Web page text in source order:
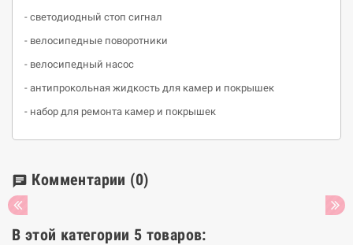
- светодиодный стоп сигнал
- велосипедные поворотники
- велосипедный насос
- антипрокольная жидкость для камер и покрышек
- набор для ремонта камер и покрышек
chat Комментарии (0)
В этой категории 5 товаров: